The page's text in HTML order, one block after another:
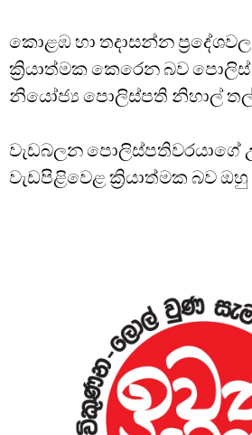
කොළඹ හා තදාසන්න
ක්‍රියාත්මක කෙරෙන බව පොලිස්
නියෝජ්‍ය පොලිස්පති නිහාල්
වැඩබලන පොලිස්පතිවරයාගේ
වැඩපිළිවෙළ ක්‍රියාත්මක බව